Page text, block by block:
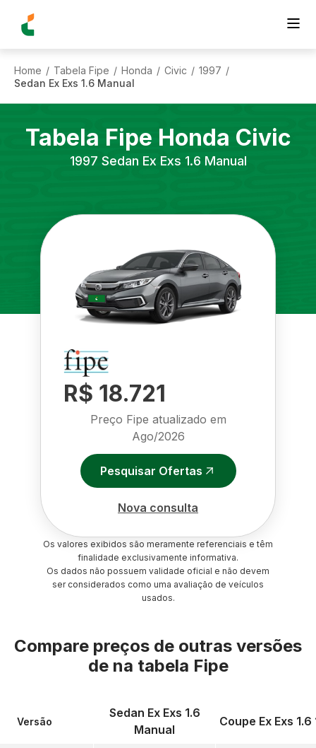
Home / Tabela Fipe / Honda / Civic / 1997 /
Sedan Ex Exs 1.6 Manual
Tabela Fipe Honda Civic
1997 Sedan Ex Exs 1.6 Manual
R$ 18.721
Preço Fipe atualizado em
Ago/2026
Pesquisar Ofertas
Nova consulta
Os valores exibidos são meramente referenciais e têm
finalidade exclusivamente informativa.
Os dados não possuem validade oficial e não devem
ser considerados como uma avaliação de veículos
usados.
Compare preços de outras versões
de na tabela Fipe
Versão
Sedan Ex Exs 1.6
Manual
Coupe Ex Exs 1.6